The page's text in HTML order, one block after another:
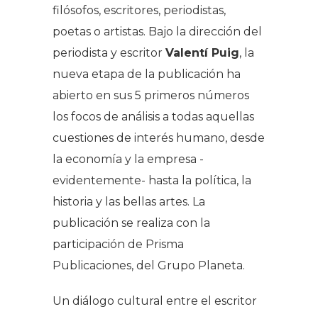
filósofos, escritores, periodistas,
poetas o artistas. Bajo la dirección del
periodista y escritor Valentí Puig, la
nueva etapa de la publicación ha
abierto en sus 5 primeros números
los focos de análisis a todas aquellas
cuestiones de interés humano, desde
la economía y la empresa -
evidentemente- hasta la política, la
historia y las bellas artes. La
publicación se realiza con la
participación de Prisma
Publicaciones, del Grupo Planeta.
Un diálogo cultural entre el escritor